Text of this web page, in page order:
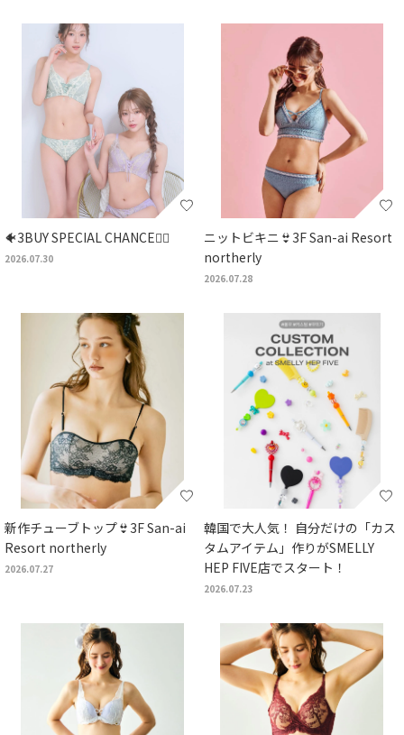
🐠3BUY SPECIAL CHANCE🧜‍♀️
2026.07.30
ニットビキニ👙3F San-ai Resort
northerly
2026.07.28
新作チューブトップ👙3F San-ai
Resort northerly
2026.07.27
韓国で大人気！ 自分だけの「カス
タムアイテム」作りがSMELLY
HEP FIVE店でスタート！
2026.07.23